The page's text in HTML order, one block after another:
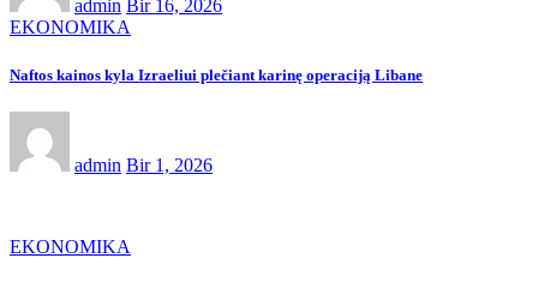
admin Bir 16, 2026
EKONOMIKA
Naftos kainos kyla Izraeliui plečiant karinę operaciją Libane
admin Bir 1, 2026
EKONOMIKA